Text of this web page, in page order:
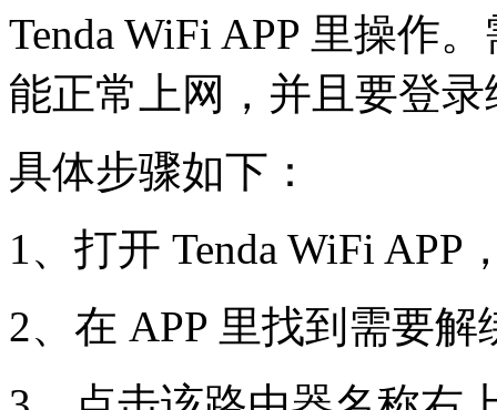
Tenda WiFi APP 里操作
能正常上网，并且要登
具体步骤如下：
1、打开 Tenda WiFi
2、在 APP 里找到需要